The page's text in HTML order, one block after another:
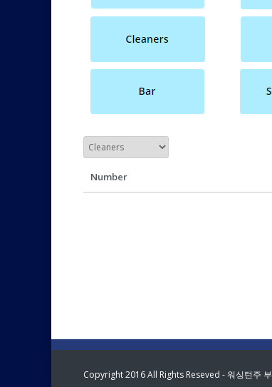
Number
Copyright 2016 All Rights Reseved - 워싱턴주